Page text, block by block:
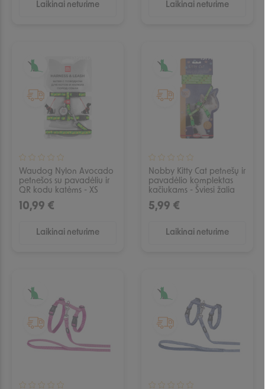
Laikinai neturime Laikinai neturime
Waudog Nylon Avocado
petnešos su pavadėliu ir
QR kodu katėms - XS
10,99 €
Laikinai neturime
IŠPARDUOTA
Nobby Kitty Cat petnešų ir
pavadėlio komplektas
kačiukams - Šviesi žalia
5,99 €
Laikinai neturime